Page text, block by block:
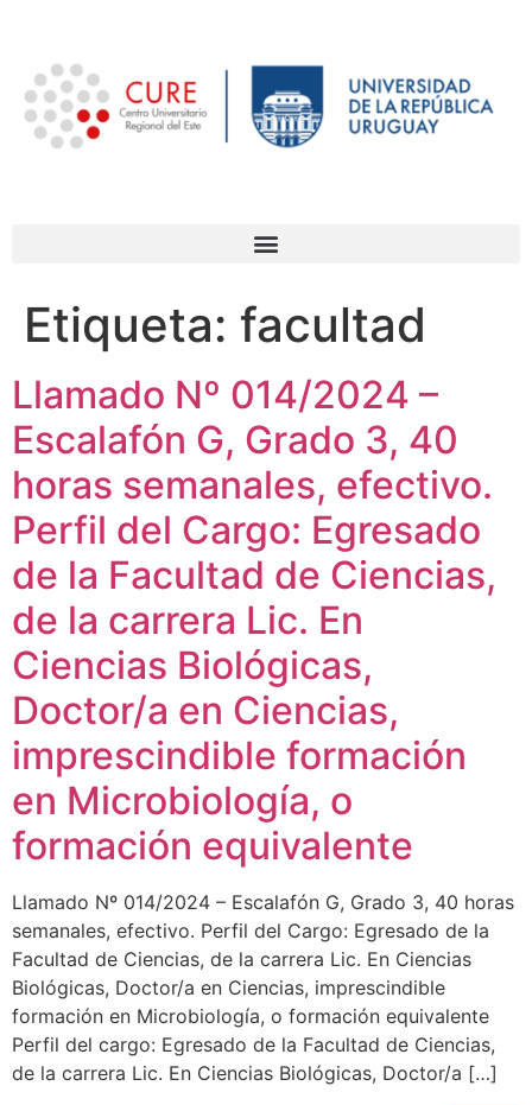
Etiqueta: facultad
Llamado Nº 014/2024 –
Escalafón G, Grado 3, 40
horas semanales, efectivo.
Perfil del Cargo: Egresado
de la Facultad de Ciencias,
de la carrera Lic. En
Ciencias Biológicas,
Doctor/a en Ciencias,
imprescindible formación
en Microbiología, o
formación equivalente
Llamado Nº 014/2024 – Escalafón G, Grado 3, 40 horas
semanales, efectivo. Perfil del Cargo: Egresado de la
Facultad de Ciencias, de la carrera Lic. En Ciencias
Biológicas, Doctor/a en Ciencias, imprescindible
formación en Microbiología, o formación equivalente
Perfil del cargo: Egresado de la Facultad de Ciencias,
de la carrera Lic. En Ciencias Biológicas, Doctor/a […]